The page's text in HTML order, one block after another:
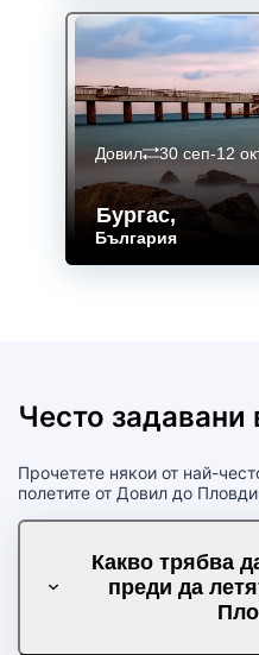
Бургас,
България
Довил 30 сеп-12
Често задавани
Прочетете някои от най-
полетите от Довил до
Какво трябва
преди да